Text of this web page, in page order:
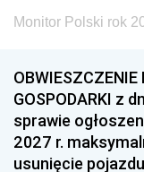
Monitor Polski rok
GOSPODARKI z
sprawie
2027 r.
usunięcie